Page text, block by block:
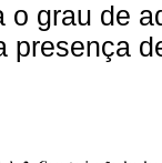
o grau de
presença